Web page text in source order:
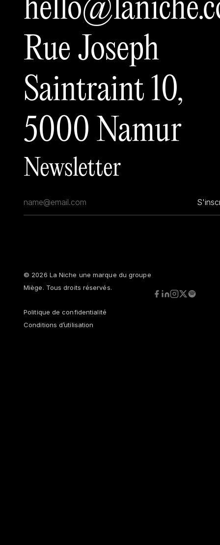
Rue Joseph
Saintraint 10,
5000 Namur
Newsletter
© 2026 La Niche une marque du groupe
Miège. Tous droits réservés.
Politique de confidentialité
Conditions d’utilisation